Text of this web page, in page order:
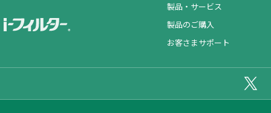
製品・サービス
製品のご購入
お客さまサポート